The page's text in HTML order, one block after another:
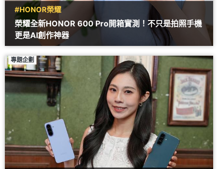
#HONOR榮耀
榮耀全新HONOR 600 Pro開箱實測！不只是拍照手機
更是AI創作神器
專題企劃